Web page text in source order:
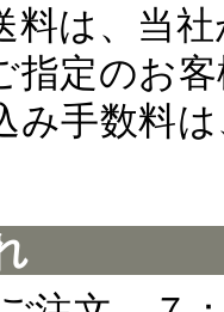
料は、当
指定のお
み手数料